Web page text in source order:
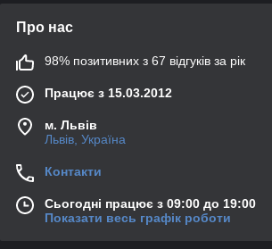
Про нас
98% позитивних з 67 відгуків за рік
Працює з 15.03.2012
м. Львів
Львів, Україна
Контакти
Сьогодні працює з 09:00 до 19:00
Показати весь графік роботи